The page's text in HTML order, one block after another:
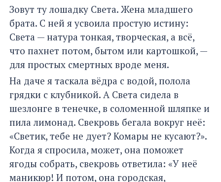
Зовут ту лошадку Света. Жена младшего
брата. С ней я усвоила простую истину:
Света — натура тонкая, творческая, а всё,
что пахнет потом, бытом или картошкой, —
для простых смертных вроде меня.
На даче я таскала вёдра с водой, полола
грядки с клубникой. А Света сидела в
шезлонге в тенечке, в соломенной шляпке и
пила лимонад. Свекровь бегала вокруг неё:
«Светик, тебе не дует? Комары не кусают?».
Когда я спросила, может, она поможет
ягоды собрать, свекровь ответила: «У неё
маникюр! И потом, она городская,